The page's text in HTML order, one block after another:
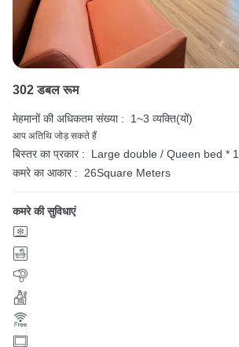
302 डबल रूम
मेहमानों की अधिकतम संख्या : 1~3 व्यक्ति(यों)
आप अतिथि जोड़ सकते हैं
बिस्तर का प्रकार : Large double / Queen bed * 1
कमरे का आकार : 26Square Meters
कमरे की सुविधाएं